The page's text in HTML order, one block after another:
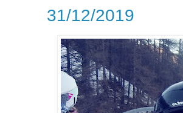
31/12/2019